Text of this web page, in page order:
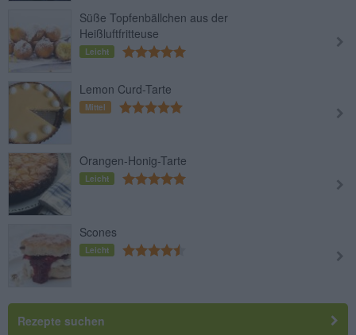
Süße Topfenbällchen aus der
Heißluftfritteuse
Leicht
Lemon Curd-Tarte
Mittel
Orangen-Honig-Tarte
Leicht
Scones
Leicht
Rezepte suchen